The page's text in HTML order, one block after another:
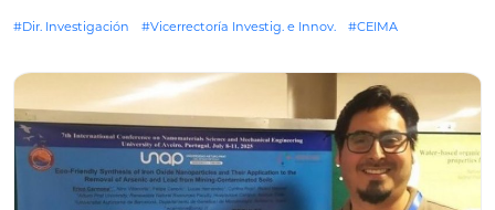
#Dir. Investigación #Vicerrectoría Investig. e Innov. #CEIMA